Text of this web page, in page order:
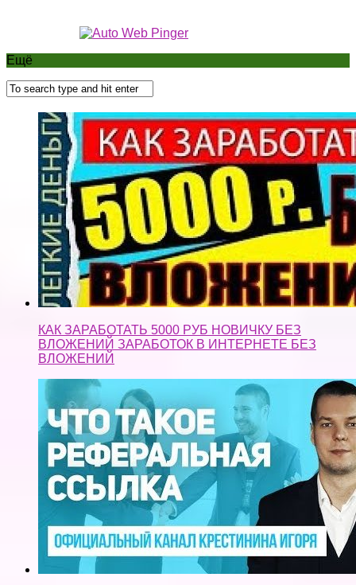
Ещё
КАК ЗАРАБОТАТЬ 5000 РУБ НОВИЧКУ БЕЗ
ВЛОЖЕНИЙ ЗАРАБОТОК В ИНТЕРНЕТЕ БЕЗ
ВЛОЖЕНИЙ